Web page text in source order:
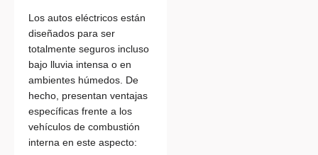
Los autos eléctricos están
diseñados para ser
totalmente seguros incluso
bajo lluvia intensa o en
ambientes húmedos. De
hecho, presentan ventajas
específicas frente a los
vehículos de combustión
interna en este aspecto: